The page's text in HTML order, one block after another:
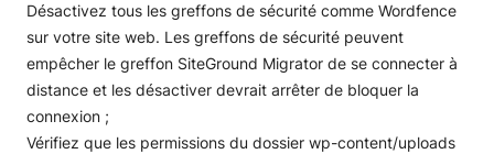
Désactivez tous les greffons de sécurité comme Wordfence
sur votre site web. Les greffons de sécurité peuvent
empêcher le greffon SiteGround Migrator de se connecter à
distance et les désactiver devrait arrêter de bloquer la
connexion ;
Vérifiez que les permissions du dossier wp-content/uploads